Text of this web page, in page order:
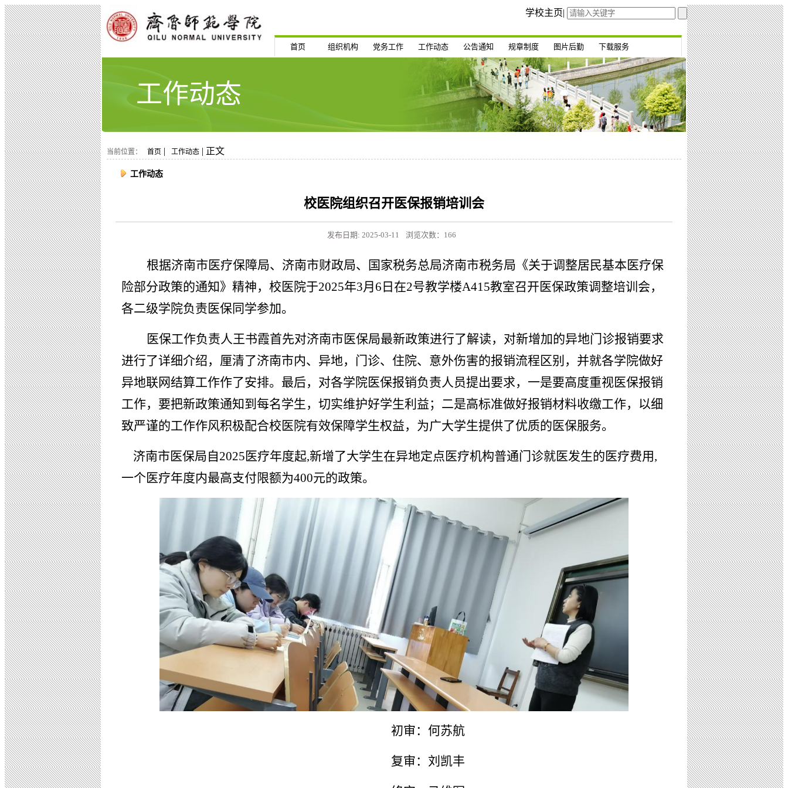
学校主页|
首页 组织机构 党务工作 工作动态 公告通知 规章制度 图片后勤 下载服务
工作动态
当前位置： 首页 | 工作动态 | 正文
工作动态
校医院组织召开医保报销培训会
发布日期: 2025-03-11 浏览次数： 166
根据济南市医疗保障局、济南市财政局、国家税务总局济南市税务局《关于调整居民基本医疗保
险部分政策的通知》精神，校医院于2025年3月6日在2号教学楼A415教室召开医保政策调整培训会，
各二级学院负责医保同学参加。
医保工作负责人王书霞首先对济南市医保局最新政策进行了解读，对新增加的异地门诊报销要求
进行了详细介绍，厘清了济南市内、异地，门诊、住院、意外伤害的报销流程区别，并就各学院做好
异地联网结算工作作了安排。最后，对各学院医保报销负责人员提出要求，一是要高度重视医保报销
工作，要把新政策通知到每名学生，切实维护好学生利益；二是高标准做好报销材料收缴工作，以细
致严谨的工作作风积极配合校医院有效保障学生权益，为广大学生提供了优质的医保服务。
济南市医保局自2025医疗年度起,新增了大学生在异地定点医疗机构普通门诊就医发生的医疗费用,
一个医疗年度内最高支付限额为400元的政策。
初审：何苏航
复审：刘凯丰